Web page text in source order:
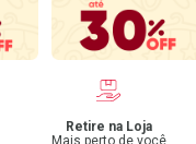
Retire na Loja
Mais perto de você